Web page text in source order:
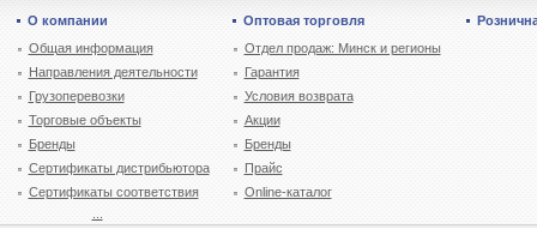
О компании
Общая информация
Направления деятельности
Грузоперевозки
Торговые объекты
Бренды
Сертификаты дистрибьютора
Сертификаты соответствия
Оптовая торговля
Отдел продаж: Минск и регионы
Гарантия
Условия возврата
Акции
Бренды
Прайс
Online-каталог